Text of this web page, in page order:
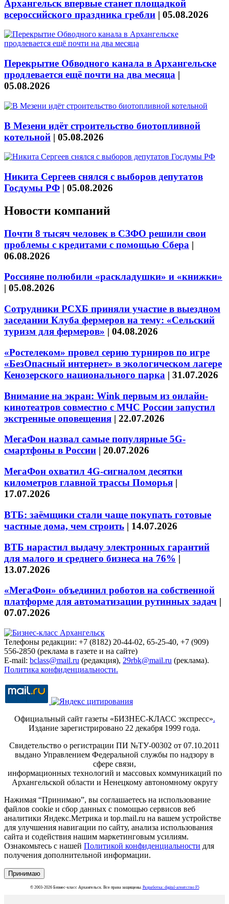
Архангельск впервые станет площадкой
всероссийского праздника гребли | 05.08.2026
Перекрытие Обводного канала в Архангельске
продлевается ещё почти на два месяца |
05.08.2026
В Мезени идёт строительство биотопливной
котельной | 05.08.2026
Никита Сергеев снялся с выборов депутатов
Госдумы РФ | 05.08.2026
Новости компаний
Почти 8 тысяч человек в СЗФО решили свои
проблемы с кредитами с помощью Сбера |
06.08.2026
Россияне полюбили «раскладушки» и «книжки»
| 05.08.2026
Сотрудники РСХБ приняли участие в выездном
заседании Клуба фермеров на тему: «Сельский
туризм для фермеров» | 04.08.2026
«Ростелеком» провел серию турниров по игре
«БезОпасный интернет» в экологическом лагере
Кенозерского национального парка | 31.07.2026
Внимание на экран: Wink первым из онлайн-
кинотеатров совместно с МЧС России запустил
экстренные оповещения | 22.07.2026
МегаФон назвал самые популярные 5G-
смартфоны в России | 20.07.2026
МегаФон охватил 4G-сигналом десятки
километров главной трассы Поморья |
17.07.2026
ВТБ: заёмщики стали чаще покупать готовые
частные дома, чем строить | 14.07.2026
ВТБ нарастил выдачу электронных гарантий
для малого и среднего бизнеса на 76% |
13.07.2026
«МегаФон» объединил роботов на собственной
платформе для автоматизации рутинных задач |
07.07.2026
Телефоны редакции: +7 (8182) 20-44-02, 65-25-40, +7 (909)
556-2850 (реклама в газете и на сайте)
E-mail: bclass@mail.ru (редакция), 29rbk@mail.ru (реклама).
Политика конфиденциальности.
Официальный сайт газеты «БИЗНЕС-КЛАСС экспресс».
Издание зарегистрировано 22 декабря 1999 года.
Свидетельство о регистрации ПИ №ТУ-00302 от 07.10.2011
выдано Управлением Федеральной службы по надзору в
сфере связи,
информационных технологий и массовых коммуникаций по
Архангельской области и Ненецкому автономному округу
Нажимая “Принимаю”, вы соглашаетесь на использование
файлов cookie и сбор данных с помощью сервисов веб
аналитики Яндекс.Метрика и top.mail.ru на вашем устройстве
для улучшения навигации по сайту, анализа использования
сайта и содействия нашим маркетинговым усилиям.
Ознакомьтесь с нашей Политикой конфиденциальности для
получения дополнительной информации.
Принимаю
© 2003-2026 Бизнес-класс Архангельск. Все права защищены. Разработка: digital-агентство F5